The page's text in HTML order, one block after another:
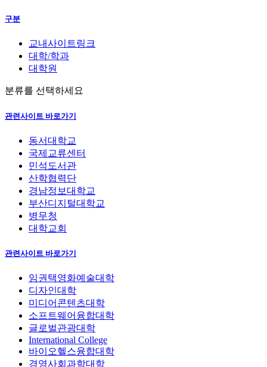
구분
교내사이트링크
대학/학과
대학원
분류를 선택하세요
관련사이트 바로가기
동서대학교
국제교류센터
민석도서관
산학협력단
경남정보대학교
부산디지털대학교
병무청
대학교회
관련사이트 바로가기
임권택영화예술대학
디자인대학
미디어콘텐츠대학
소프트웨어융합대학
글로벌관광대학
International College
바이오헬스융합대학
경영사회과학대학